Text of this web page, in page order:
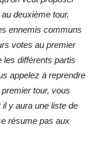
au deuxième tour.
ennemis communs
votes au premier
les différents partis
appelez à reprendre
tour, vous
il y aura une liste de
résume pas aux